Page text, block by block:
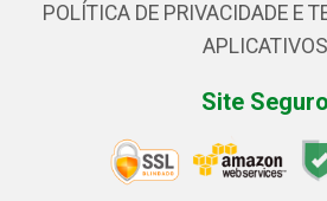
POLÍTICA DE PRIVACIDADE E
APLICATIVOS
Site Seguro